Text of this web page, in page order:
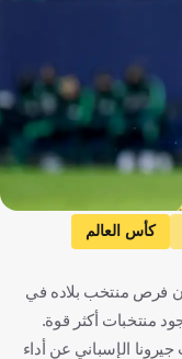
كأس العالم
البرازيل
أكسيل فيتسل (37 عاماً)، أن فرص منتخب بلاده في
الإسباني عن أداء